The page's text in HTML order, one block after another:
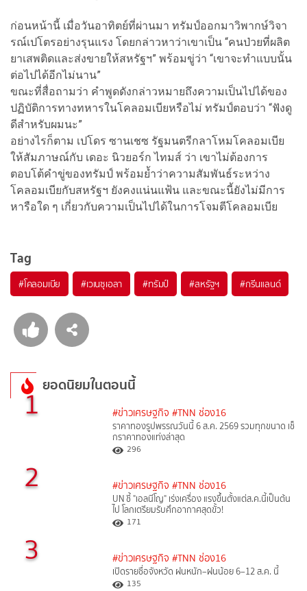
ก่อนหน้านี้ เมื่อวันอาทิตย์ที่ผ่านมา ทรัมป์ออกมาวิพากษ์วิจา
รณ์เปโตรอย่างรุนแรง โดยกล่าวหาว่าเขาเป็น “คนป่วยที่ผลิต
ยาเสพติดและส่งขายให้สหรัฐฯ” พร้อมขู่ว่า “เขาจะทำแบบนั้น
ต่อไปได้อีกไม่นาน”
ขณะที่สื่อถามว่า คำพูดดังกล่าวหมายถึงความเป็นไปได้ของ
ปฏิบัติการทางทหารในโคลอมเบียหรือไม่ ทรัมป์ตอบว่า “ฟังดู
ดีสำหรับผมนะ”
อย่างไรก็ตาม เปโดร ซานเชซ รัฐมนตรีกลาโหมโคลอมเบีย
ให้สัมภาษณ์กับ เดอะ นิวยอร์ก ไทมส์ ว่า เขาไม่ต้องการ
ตอบโต้คำขู่ของทรัมป์ พร้อมย้ำว่าความสัมพันธ์ระหว่าง
โคลอมเบียกับสหรัฐฯ ยังคงแน่นแฟ้น และขณะนี้ยังไม่มีการ
หารือใด ๆ เกี่ยวกับความเป็นไปได้ในการโจมตีโคลอมเบีย
Tag
#โคลอมเบีย #เวเนซุเอลา #ทรัมป์ #สหรัฐฯ #กรีนแลนด์
ยอดนิยมในตอนนี้
1 #ข่าวเศรษฐกิจ #TNN ช่อง16
ราคาทองรูปพรรณวันนี้ 6 ส.ค. 2569 รวมทุกขนาด เช็
กราคาทองแท่งล่าสุด
296
2 #ข่าวเศรษฐกิจ #TNN ช่อง16
UN ชี้ "เอลนีโญ" เร่งเครื่อง แรงขึ้นตั้งแต่ส.ค.นี้เป็นต้น
ไป โลกเตรียมรับศึกอากาศสุดขั้ว!
171
3 #ข่าวเศรษฐกิจ #TNN ช่อง16
เปิดรายชื่อจังหวัด ฝนหนัก–ฝนน้อย 6–12 ส.ค. นี้
135